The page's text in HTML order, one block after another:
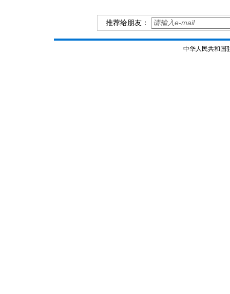
推荐给朋友：
中华人民共和国